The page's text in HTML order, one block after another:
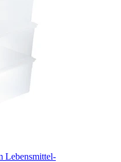
Lebensmittel-